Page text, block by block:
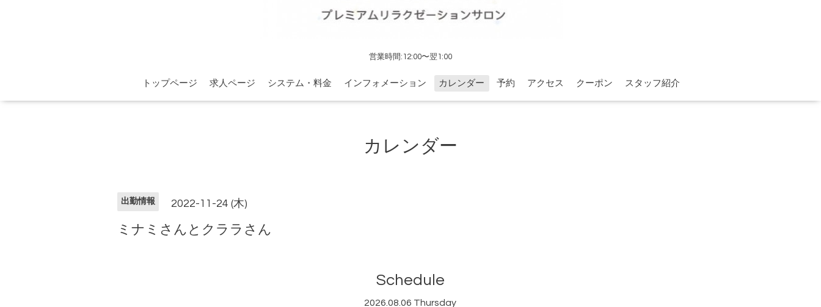
営業時間:12:00〜翌1:00
トップページ 求人ページ システム・料金 インフォメーション カレンダー 予約 アクセス クーポン スタッフ紹介
カレンダー
出勤情報 2022-11-24 (木)
ミナミさんとクララさん
Schedule
2026.08.06 Thursday